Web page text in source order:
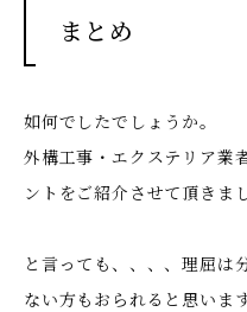
まとめ
如何でしたでしょうか。
外構工事・エクステリア
ントをご紹介させて頂きまし
と言っても、、、、理屈は
ない方もおられると思います